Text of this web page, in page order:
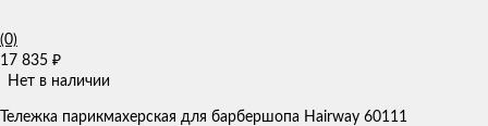
(0)
17 835 ₽
Нет в наличии
Тележка парикмахерская для барбершопа Hairway 60111 ​​